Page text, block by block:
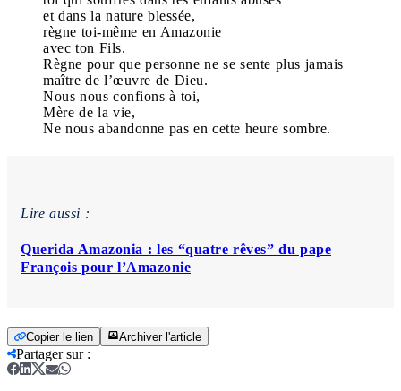
et dans la nature blessée,
règne toi-même en Amazonie
avec ton Fils.
Règne pour que personne ne se sente plus jamais
maître de l’œuvre de Dieu.
Nous nous confions à toi,
Mère de la vie,
Ne nous abandonne pas en cette heure sombre.
Lire aussi :
Querida Amazonia : les “quatre rêves” du pape
François pour l’Amazonie
Copier le lien Archiver l'article
Partager sur: